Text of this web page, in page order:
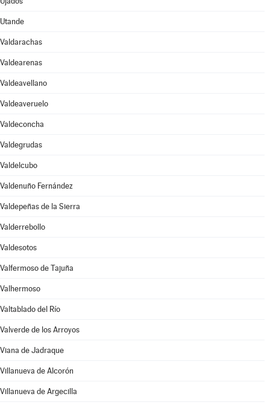
Utande
Valdarachas
Valdearenas
Valdeavellano
Valdeaveruelo
Valdeconcha
Valdegrudas
Valdelcubo
Valdenuño Fernández
Valdepeñas de la Sierra
Valderrebollo
Valdesotos
Valfermoso de Tajuña
Valhermoso
Valtablado del Río
Valverde de los Arroyos
Viana de Jadraque
Villanueva de Alcorón
Villanueva de Argecilla